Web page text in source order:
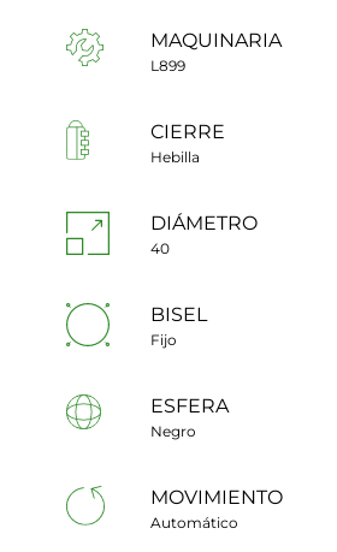
MAQUINARIA
L899
CIERRE
Hebilla
DIÁMETRO
40
BISEL
Fijo
ESFERA
Negro
MOVIMIENTO
Automático